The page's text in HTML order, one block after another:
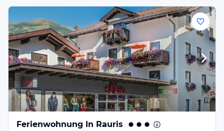
Ferienwohnung In Rauris